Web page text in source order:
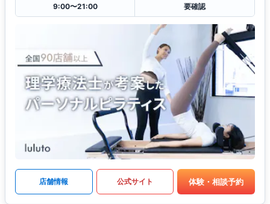
9:00〜21:00
要確認
店舗情報 公式サイト 体験・相談予約